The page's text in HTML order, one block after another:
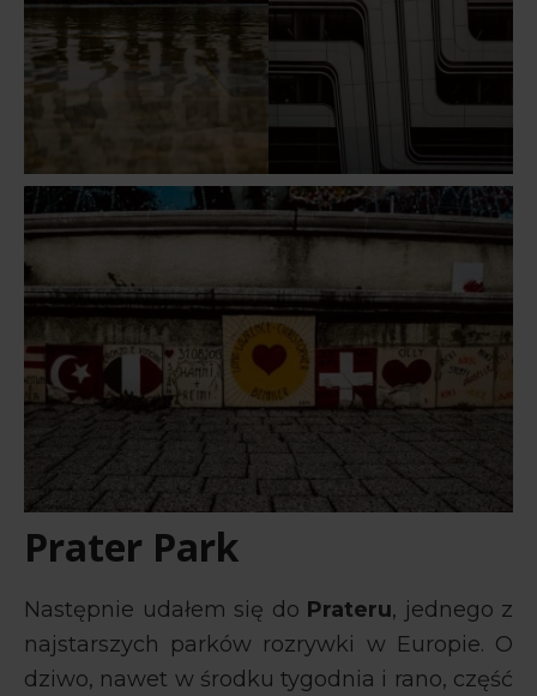
Prater Park
Następnie udałem się do Prateru, jednego z
najstarszych parków rozrywki w Europie. O
dziwo, nawet w środku tygodnia i rano, część